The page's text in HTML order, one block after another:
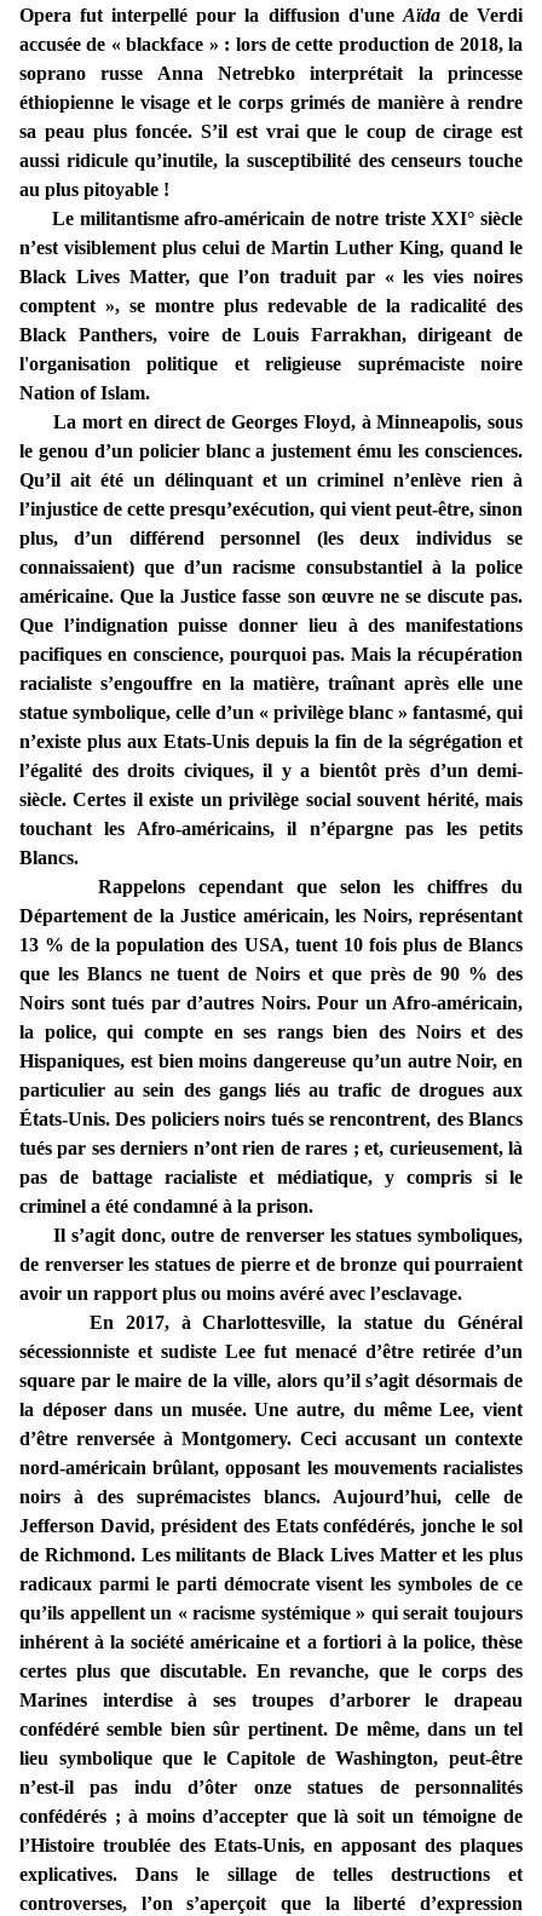
Opera fut interpellé pour la diffusion d'une Aïdade Verdi
accusée de « blackface » : lors de cette production de 2018, la
soprano russe Anna Netrebko interprétait la princesse
éthiopienne le visage et le corps grimés de manière à rendre
sa peau plus foncée. S’il est vrai que le coup de cirage est
aussi ridicule qu’inutile, la susceptibilité des censeurs touche
au plus pitoyable !
Le militantisme afro-américain de notre triste XXI° siècle
n’est visiblement plus celui de Martin Luther King, quand le
Black Lives Matter, que l’on traduit par « les vies noires
comptent », se montre plus redevable de la radicalité des
Black Panthers, voire de Louis Farrakhan, dirigeant de
l'organisation politique et religieuse suprémaciste noire
Nation of Islam.
La mort en direct de Georges Floyd, à Minneapolis, sous
le genou d’un policier blanc a justement ému les consciences.
Qu’il ait été un délinquant et un criminel n’enlève rien à
l’injustice de cette presqu’exécution, qui vient peut-être, sinon
plus, d’un différend personnel (les deux individus se
connaissaient) que d’un racisme consubstantiel à la police
américaine. Que la Justice fasse son œuvre ne se discute pas.
Que l’indignation puisse donner lieu à des manifestations
pacifiques en conscience, pourquoi pas. Mais la récupération
racialiste s’engouffre en la matière, traînant après elle une
statue symbolique, celle d’un « privilège blanc » fantasmé, qui
n’existe plus aux Etats-Unis depuis la fin de la ségrégation et
l’égalité des droits civiques, il y a bientôt près d’un demi-
siècle. Certes il existe un privilège social souvent hérité, mais
touchant les Afro-américains, il n’épargne pas les petits
Blancs.
Rappelons cependant que selon les chiffres du
Département de la Justice américain, les Noirs, représentant
13 % de la population des USA, tuent 10 fois plus de Blancs
que les Blancs ne tuent de Noirs et que près de 90 % des
Noirs sont tués par d’autres Noirs. Pour un Afro-américain,
la police, qui compte en ses rangs bien des Noirs et des
Hispaniques, est bien moins dangereuse qu’un autre Noir, en
particulier au sein des gangs liés au trafic de drogues aux
États-Unis. Des policiers noirs tués se rencontrent, des Blancs
tués par ses derniers n’ont rien de rares ; et, curieusement, là
pas de battage racialiste et médiatique, y compris si le
criminel a été condamné à la prison.
Il s’agit donc, outre de renverser les statues symboliques,
de renverser les statues de pierre et de bronze qui pourraient
avoir un rapport plus ou moins avéré avec l’esclavage.
En 2017, à Charlottesville, la statue du Général
sécessionniste et sudiste Lee fut menacé d’être retirée d’un
square par le maire de la ville, alors qu’il s’agit désormais de
la déposer dans un musée. Une autre, du même Lee, vient
d’être renversée à Montgomery. Ceci accusant un contexte
nord-américain brûlant, opposant les mouvements racialistes
noirs à des suprémacistes blancs. Aujourd’hui, celle de
Jefferson David, président des Etats confédérés, jonche le sol
de Richmond. Les militants de Black Lives Matter et les plus
radicaux parmi le parti démocrate visent les symboles de ce
qu’ils appellent un « racisme systémique » qui serait toujours
inhérent à la société américaine et a fortiori à la police, thèse
certes plus que discutable. En revanche, que le corps des
Marines interdise à ses troupes d’arborer le drapeau
confédéré semble bien sûr pertinent. De même, dans un tel
lieu symbolique que le Capitole de Washington, peut-être
n’est-il pas indu d’ôter onze statues de personnalités
confédérés ; à moins d’accepter que là soit un témoigne de
l’Histoire troublée des Etats-Unis, en apposant des plaques
explicatives. Dans le sillage de telles destructions et
controverses, l’on s’aperçoit que la liberté d’expression